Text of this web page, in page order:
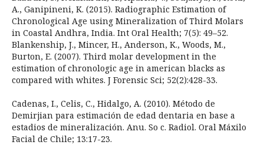
A., Ganipineni, K. (2015). Radiographic Estimation of
Chronological Age using Mineralization of Third Molars
in Coastal Andhra, India. Int Oral Health; 7(5): 49–52.
Blankenship, J., Mincer, H., Anderson, K., Woods, M.,
Burton, E. (2007). Third molar development in the
estimation of chronologic age in american blacks as
compared with whites. J Forensic Sci; 52(2):428-33.
Cadenas, I., Celis, C., Hidalgo, A. (2010). Método de
Demirjian para estimación de edad dentaria en base a
estadios de mineralización. Anu. So c. Radiol. Oral Máxilo
Facial de Chile; 13:17-23.